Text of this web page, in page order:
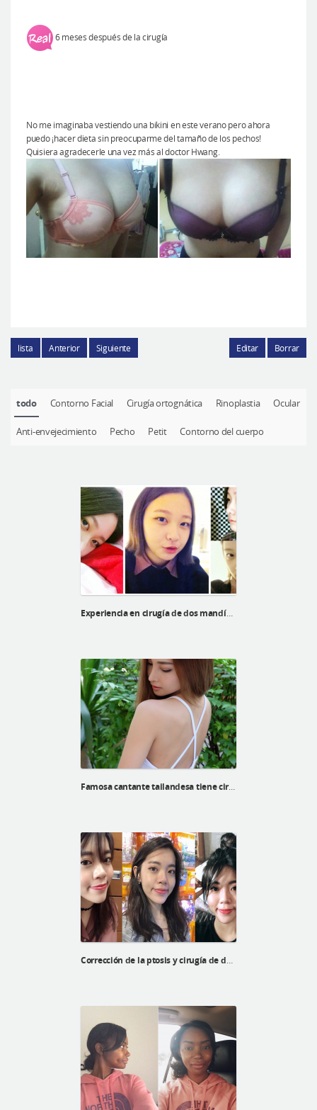
6 meses después de la cirugía
No me imaginaba vestiendo una bikini en este verano pero ahora
puedo ¡hacer dieta sin preocuparme del tamaño de los pechos!
Quisiera agradecerle una vez más al doctor Hwang.
lista Anterior Siguiente Editar Borrar
todo Contorno Facial Cirugía ortognática Rinoplastia Ocular
Anti-envejecimiento Pecho Petit Contorno del cuerpo
Experiencia en cirugía de dos mandíbulas de kyu hee
Famosa cantante tailandesa tiene cirugía en el hospital ID